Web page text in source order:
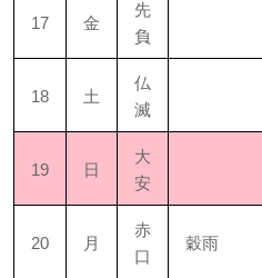
17 金
先
負
18 土
仏
滅
19 日
大
安
20 月
赤
口
穀雨